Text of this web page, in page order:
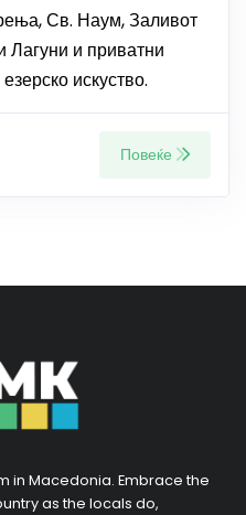
Св. Наум, Заливот
Лагуни и приватни
искуство.
Повеќе
in Macedonia. Embrace the
as the locals do,